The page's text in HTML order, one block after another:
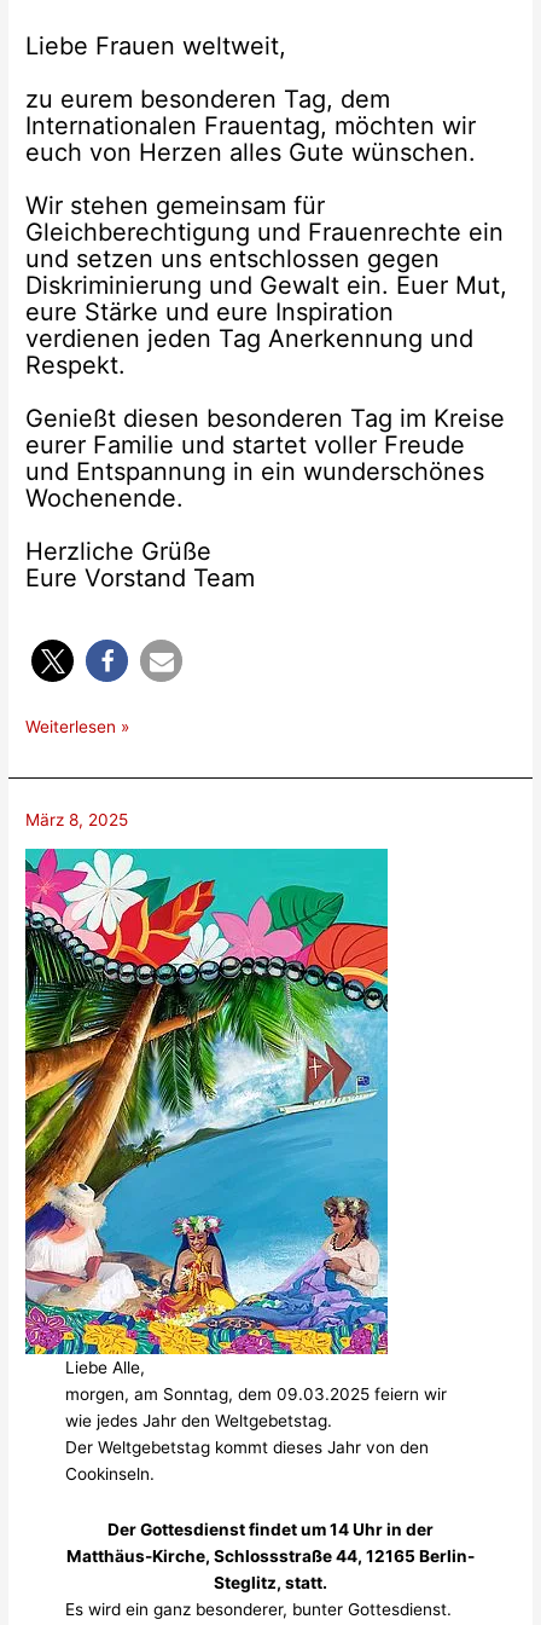
Liebe Frauen weltweit,
zu eurem besonderen Tag, dem
Internationalen Frauentag, möchten wir
euch von Herzen alles Gute wünschen.
Wir stehen gemeinsam für
Gleichberechtigung und Frauenrechte ein
und setzen uns entschlossen gegen
Diskriminierung und Gewalt ein. Euer Mut,
eure Stärke und eure Inspiration
verdienen jeden Tag Anerkennung und
Respekt.
Genießt diesen besonderen Tag im Kreise
eurer Familie und startet voller Freude
und Entspannung in ein wunderschönes
Wochenende.
Herzliche Grüße
Eure Vorstand Team
Internationaler
Weiterlesen »
März 8, 2025
Liebe Alle,
morgen, am Sonntag, dem 09.03.2025 feiern wir
wie jedes Jahr den Weltgebetstag.
Der Weltgebetstag kommt dieses Jahr von den
Cookinseln.
Der Gottesdienst findet um 14 Uhr in der
Matthäus-Kirche, Schlossstraße 44, 12165 Berlin-
Steglitz, statt.
Es wird ein ganz besonderer, bunter Gottesdienst.